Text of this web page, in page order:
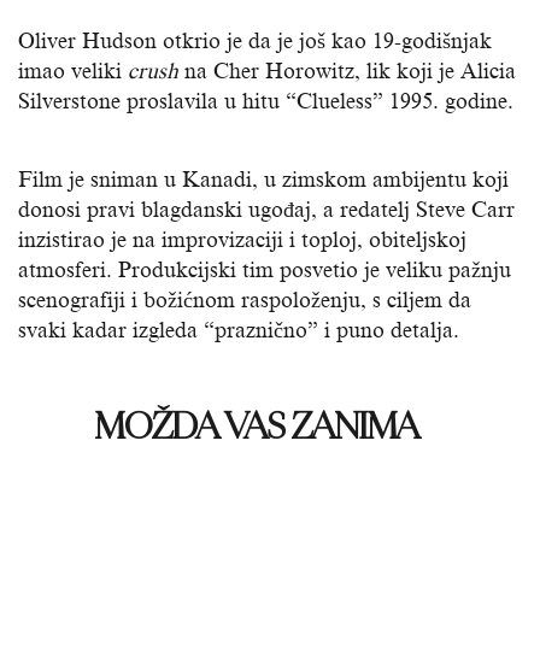
Oliver Hudson otkrio je da je još kao 19-godišnjak
imao veliki crush na Cher Horowitz, lik koji je Alicia
Silverstone proslavila u hitu “Clueless” 1995. godine.
Film je sniman u Kanadi, u zimskom ambijentu koji
donosi pravi blagdanski ugođaj, a redatelj Steve Carr
inzistirao je na improvizaciji i toploj, obiteljskoj
atmosferi. Produkcijski tim posvetio je veliku pažnju
scenografiji i božićnom raspoloženju, s ciljem da
svaki kadar izgleda “praznično” i puno detalja.
MOŽDA VAS ZANIMA